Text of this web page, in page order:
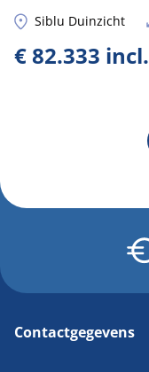
Siblu Duinzicht
€ 82.333 incl.
Contactgegevens